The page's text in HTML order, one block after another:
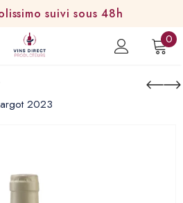
suivi sous 48h
0
2023